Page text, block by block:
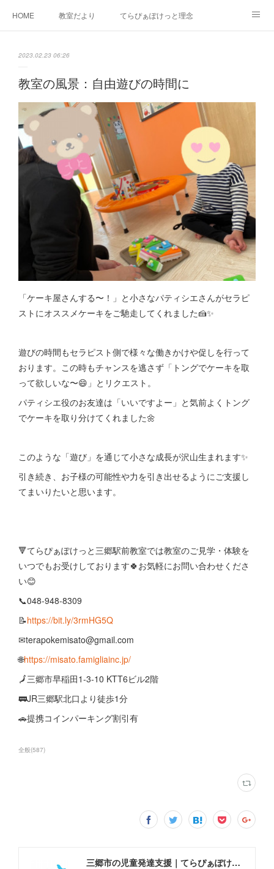
HOME 教室だより てらぴぁぽけっと理念
2023.02.23 06:26
教室の風景：自由遊びの時間に
「ケーキ屋さんする〜！」と小さなパティシエさんがセラピ
ストにオススメケーキをご馳走してくれました🍰✨
遊びの時間もセラピスト側で様々な働きかけや促しを行って
おります。この時もチャンスを逃さず「トングでケーキを取
って欲しいな〜😄」とリクエスト。
パティシエ役のお友達は「いいですよー」と気前よくトング
でケーキを取り分けてくれました🌼
このような「遊び」を通じて小さな成長が沢山生まれます✨
引き続き、お子様の可能性や力を引き出せるようにご支援し
てまいりたいと思います。
🔻てらぴぁぽけっと三郷駅前教室では教室のご見学・体験を
いつでもお受けしております🍀お気軽にお問い合わせくださ
い😊
📞048-948-8309
📝https://bit.ly/3rmHG5Q
✉terapokemisato@gmail.com
🌐https://misato.famigliainc.jp/
🗾三郷市早稲田1-3-10 KTT6ビル2階
🚃JR三郷駅北口より徒歩1分
🚗提携コインパーキング割引有
全般(587)
三郷市の児童発達支援｜てらぴぁぽけっと三郷駅前教室